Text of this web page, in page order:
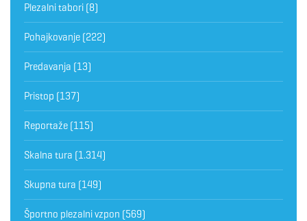
Plezalni tabori (8)
Pohajkovanje (222)
Predavanja (13)
Pristop (137)
Reportaže (115)
Skalna tura (1.314)
Skupna tura (149)
Športno plezalni vzpon (569)